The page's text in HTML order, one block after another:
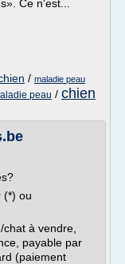
Ce n'est...
/ maladie peau
peau / chien
(*) ou
à vendre,
payable par
(paiement